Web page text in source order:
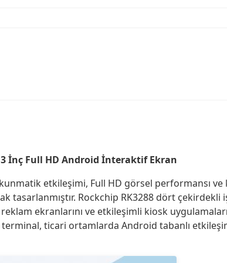
İnç Full HD Android İnteraktif Ekran
etkileşimi, Full HD görsel performansı
Rockchip RK3288 dört
ekranlarını ve etkileşimli kiosk
terminal, ticari ortamlarda Android tabanlı